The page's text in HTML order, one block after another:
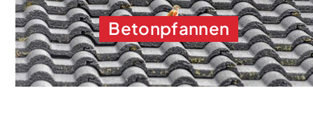
Betonpfannen